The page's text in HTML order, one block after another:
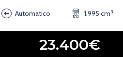
Automatico 1.995 cm3
23.400€